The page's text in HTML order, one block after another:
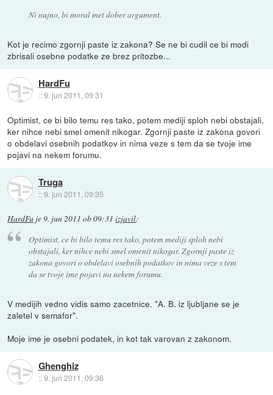
Ni nujno, bi moral met dober argument.
Kot je recimo zgornji paste iz zakona? Se ne bi cudil ce bi modi
zbrisali osebne podatke ze brez pritozbe...
HardFu
::9. jun 2011, 09:31
Optimist, ce bi bilo temu res tako, potem mediji sploh nebi obstajali,
ker nihce nebi smel omenit nikogar. Zgornji paste iz zakona govori
o obdelavi osebnih podatkov in nima veze s tem da se tvoje ime
pojavi na nekem forumu.
Truga
::9. jun 2011, 09:35
HardFu je9. jun 2011 ob 09:31 izjavil:
Optimist, ce bi bilo temu res tako, potem mediji sploh nebi
obstajali, ker nihce nebi smel omenit nikogar. Zgornji paste iz
zakona govori o obdelavi osebnih podatkov in nima veze s tem
da se tvoje ime pojavi na nekem forumu.
V medijih vedno vidis samo zacetnice. "A. B. iz ljubljane se je
zaletel v semafor".
Moje ime je osebni podatek, in kot tak varovan z zakonom.
Ghenghiz
::9. jun 2011, 09:36